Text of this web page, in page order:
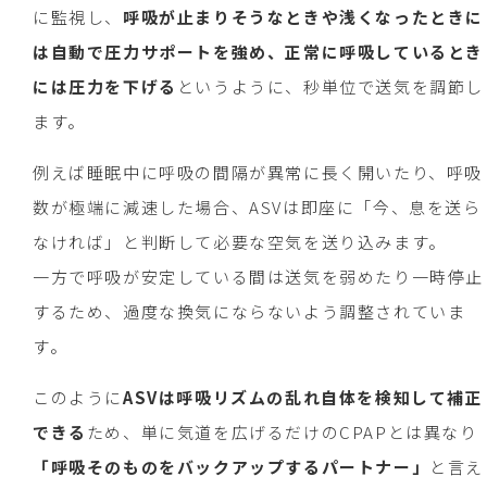
に監視し、 呼吸が止まりそうなときや浅くなったときに
は自動で圧力サポートを強め、正常に呼吸しているとき
には圧力を下げる というように、秒単位で送気を調節し
ます。
例えば睡眠中に呼吸の間隔が異常に長く開いたり、呼吸
数が極端に減速した場合、ASVは即座に「今、息を送ら
なければ」と判断して必要な空気を送り込みます。
一方で呼吸が安定している間は送気を弱めたり一時停止
するため、過度な換気にならないよう調整されていま
す。
このようにASVは呼吸リズムの乱れ自体を検知して補正
できる ため、単に気道を広げるだけのCPAPとは異なり
「呼吸そのものをバックアップするパートナー」
と言え